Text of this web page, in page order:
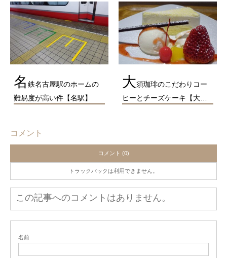
名 鉄名古屋駅のホームの
難易度が高い件【名駅】
大須珈琲のこだわりコー
ヒーとチーズケーキ【大…
コメント
コメント (0)
トラックバックは利用できません。
この記事へのコメントはありません。
名前